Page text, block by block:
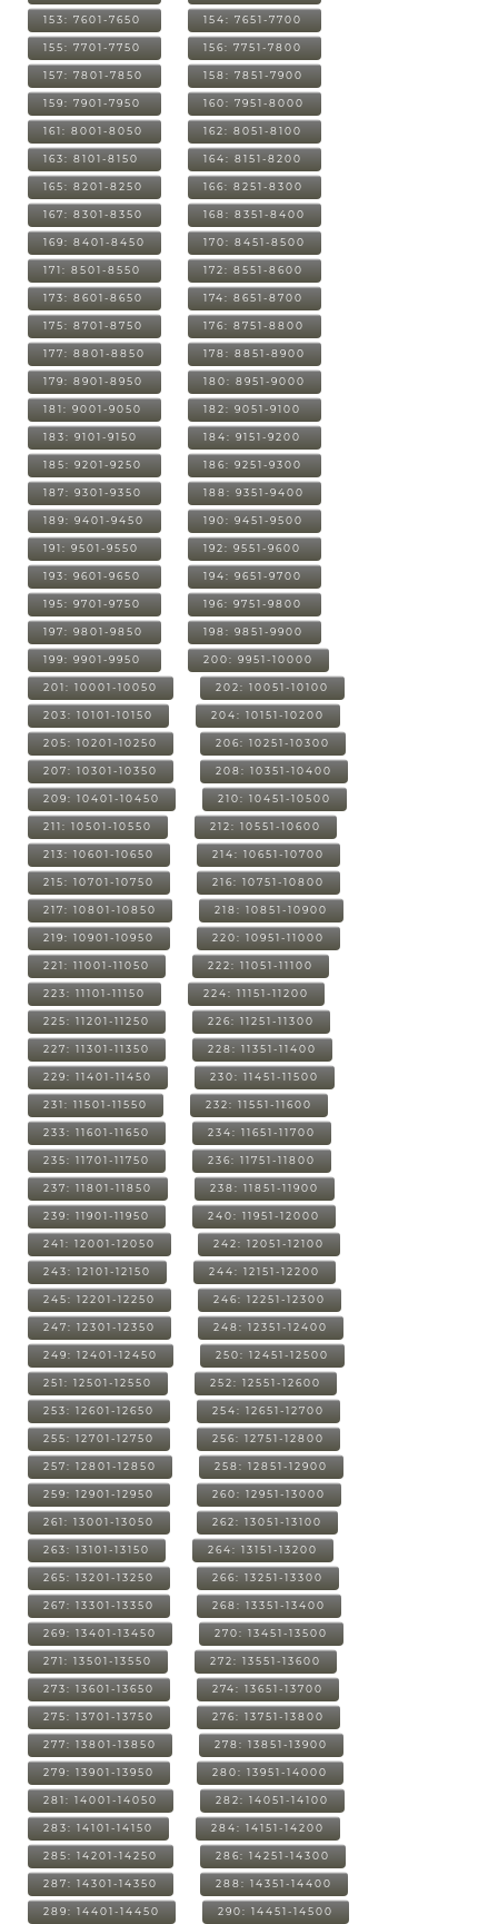
153: 7601-7650 154: 7651-7700
155: 7701-7750 156: 7751-7800
157: 7801-7850 158: 7851-7900
159: 7901-7950 160: 7951-8000
161: 8001-8050 162: 8051-8100
163: 8101-8150 164: 8151-8200
165: 8201-8250 166: 8251-8300
167: 8301-8350 168: 8351-8400
169: 8401-8450 170: 8451-8500
171: 8501-8550 172: 8551-8600
173: 8601-8650 174: 8651-8700
175: 8701-8750 176: 8751-8800
177: 8801-8850 178: 8851-8900
179: 8901-8950 180: 8951-9000
181: 9001-9050 182: 9051-9100
183: 9101-9150 184: 9151-9200
185: 9201-9250 186: 9251-9300
187: 9301-9350 188: 9351-9400
189: 9401-9450 190: 9451-9500
191: 9501-9550 192: 9551-9600
193: 9601-9650 194: 9651-9700
195: 9701-9750 196: 9751-9800
197: 9801-9850 198: 9851-9900
199: 9901-9950 200: 9951-10000
201: 10001-10050 202: 10051-10100
203: 10101-10150 204: 10151-10200
205: 10201-10250 206: 10251-10300
207: 10301-10350 208: 10351-10400
209: 10401-10450 210: 10451-10500
211: 10501-10550 212: 10551-10600
213: 10601-10650 214: 10651-10700
215: 10701-10750 216: 10751-10800
217: 10801-10850 218: 10851-10900
219: 10901-10950 220: 10951-11000
221: 11001-11050 222: 11051-11100
223: 11101-11150 224: 11151-11200
225: 11201-11250 226: 11251-11300
227: 11301-11350 228: 11351-11400
229: 11401-11450 230: 11451-11500
231: 11501-11550 232: 11551-11600
233: 11601-11650 234: 11651-11700
235: 11701-11750 236: 11751-11800
237: 11801-11850 238: 11851-11900
239: 11901-11950 240: 11951-12000
241: 12001-12050 242: 12051-12100
243: 12101-12150 244: 12151-12200
245: 12201-12250 246: 12251-12300
247: 12301-12350 248: 12351-12400
249: 12401-12450 250: 12451-12500
251: 12501-12550 252: 12551-12600
253: 12601-12650 254: 12651-12700
255: 12701-12750 256: 12751-12800
257: 12801-12850 258: 12851-12900
259: 12901-12950 260: 12951-13000
261: 13001-13050 262: 13051-13100
263: 13101-13150 264: 13151-13200
265: 13201-13250 266: 13251-13300
267: 13301-13350 268: 13351-13400
269: 13401-13450 270: 13451-13500
271: 13501-13550 272: 13551-13600
273: 13601-13650 274: 13651-13700
275: 13701-13750 276: 13751-13800
277: 13801-13850 278: 13851-13900
279: 13901-13950 280: 13951-14000
281: 14001-14050 282: 14051-14100
283: 14101-14150 284: 14151-14200
285: 14201-14250 286: 14251-14300
287: 14301-14350 288: 14351-14400
289: 14401-14450 290: 14451-14500